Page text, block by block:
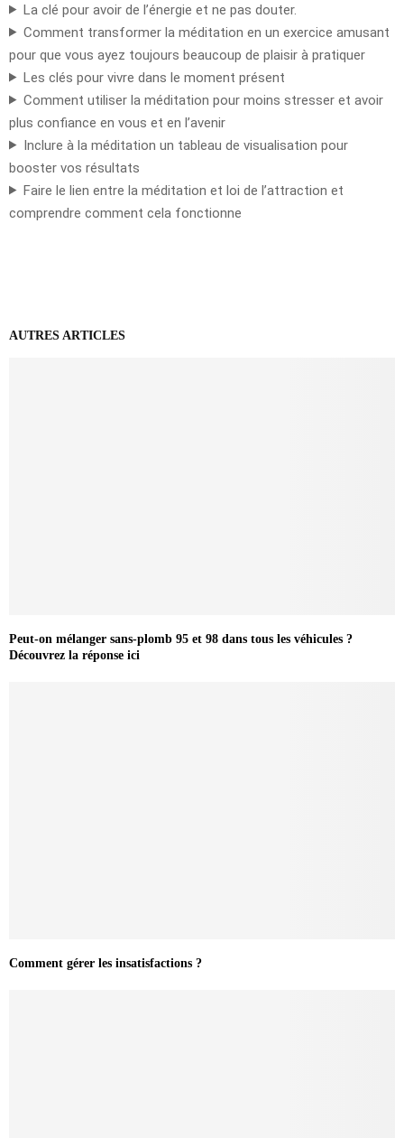
La clé pour avoir de l’énergie et ne pas douter.
Comment transformer la méditation en un exercice amusant
pour que vous ayez toujours beaucoup de plaisir à pratiquer
Les clés pour vivre dans le moment présent
Comment utiliser la méditation pour moins stresser et avoir
plus confiance en vous et en l’avenir
Inclure à la méditation un tableau de visualisation pour
booster vos résultats
Faire le lien entre la méditation et loi de l’attraction et
comprendre comment cela fonctionne
AUTRES ARTICLES
Peut-on mélanger sans-plomb 95 et 98 dans tous les véhicules ?
Découvrez la réponse ici
Comment gérer les insatisfactions ?